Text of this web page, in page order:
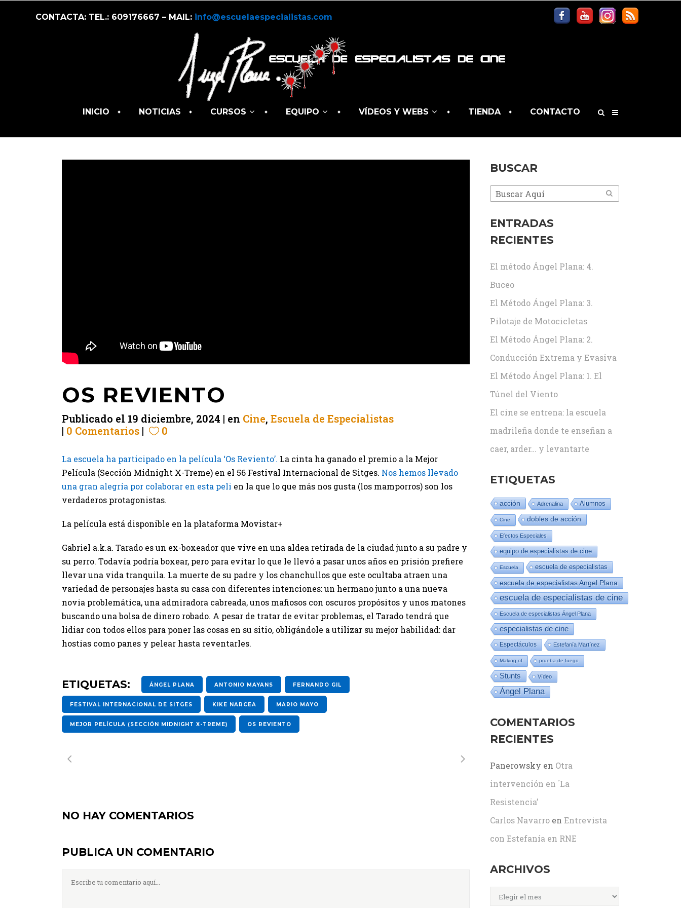
CONTACTA: TEL.: 609176667 – MAIL: info@escuelaespecialistas.com
INICIO NOTICIAS CURSOS EQUIPO VÍDEOS Y WEBS TIENDA CONTACTO
OS REVIENTO
Publicado el 19 diciembre, 2024 en Cine, Escuela de Especialistas
0 Comentarios
0
La escuela ha participado en la película ‘Os Reviento’. La cinta ha ganado el premio a la Mejor
Película (Sección Midnight X-Treme) en el 56 Festival Internacional de Sitges. Nos hemos llevado
una gran alegría por colaborar en esta peli en la que lo que más nos gusta (los mamporros) son los
verdaderos protagonistas.
La película está disponible en la plataforma Movistar+
Gabriel a.k.a. Tarado es un ex-boxeador que vive en una aldea retirada de la ciudad junto a su padre y
su perro. Todavía podría boxear, pero para evitar lo que le llevó a pasar unos años en prisión prefiere
llevar una vida tranquila. La muerte de su padre y los chanchullos que este ocultaba atraen una
variedad de personajes hasta su casa con diferentes intenciones: un hermano junto a una nueva
novia problemática, una admiradora cabreada, unos mafiosos con oscuros propósitos y unos matones
buscando una bolsa de dinero robado. A pesar de tratar de evitar problemas, el Tarado tendrá que
lidiar con todos ellos para poner las cosas en su sitio, obligándole a utilizar su mejor habilidad: dar
hostias como panes y pelear hasta reventarles.
ETIQUETAS: ÁNGEL PLANA ANTONIO MAYANS FERNANDO GIL
FESTIVAL INTERNACIONAL DE SITGES KIKE NARCEA MARIO MAYO
MEJOR PELÍCULA (SECCIÓN MIDNIGHT X-TREME) OS REVIENTO
NO HAY COMENTARIOS
PUBLICA UN COMENTARIO
BUSCAR
ENTRADAS
RECIENTES
El método Ángel Plana: 4.
Buceo
El Método Ángel Plana: 3.
Pilotaje de Motocicletas
El Método Ángel Plana: 2.
Conducción Extrema y Evasiva
El Método Ángel Plana: 1. El
Túnel del Viento
El cine se entrena: la escuela
madrileña donde te enseñan a
caer, arder… y levantarte
ETIQUETAS
acción Adrenalina Alumnos
Cine dobles de acción
Efectos Especiales
equipo de especialistas de cine
Escuela escuela de especialistas
escuela de especialistas Angel Plana
escuela de especialistas de cine
Escuela de especialistas Ángel Plana
especialistas de cine
Espectáculos Estefanía Martínez
Making of prueba de fuego
Stunts Vídeo
Ángel Plana
COMENTARIOS
RECIENTES
Panerowsky en Otra
intervención en ´La
Resistencia’
Carlos Navarro en Entrevista
con Estefanía en RNE
ARCHIVOS
Archivos